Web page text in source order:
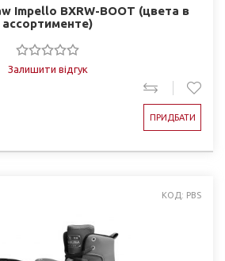
Impello BXRW-BOOT (цвета в
ассортименте)
Залишити відгук
ПРИДБАТИ
КОД: PBS